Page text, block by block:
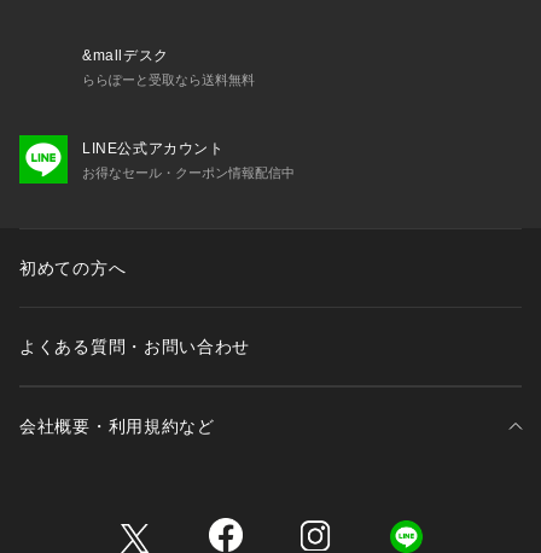
&mallデスク
ららぽーと受取なら送料無料
LINE公式アカウント
お得なセール・クーポン情報配信中
初めての方へ
よくある質問・お問い合わせ
会社概要・利用規約など